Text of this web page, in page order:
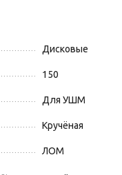
Дисковые
150
Для УШМ
Кручёная
ЛОМ